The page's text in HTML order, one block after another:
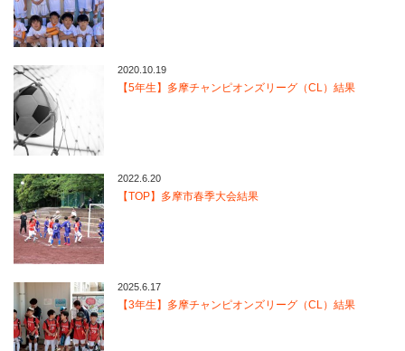
2020.10.19
【5年生】多摩チャンピオンズリーグ（CL）結果
2022.6.20
【TOP】多摩市春季大会結果
2025.6.17
【3年生】多摩チャンピオンズリーグ（CL）結果